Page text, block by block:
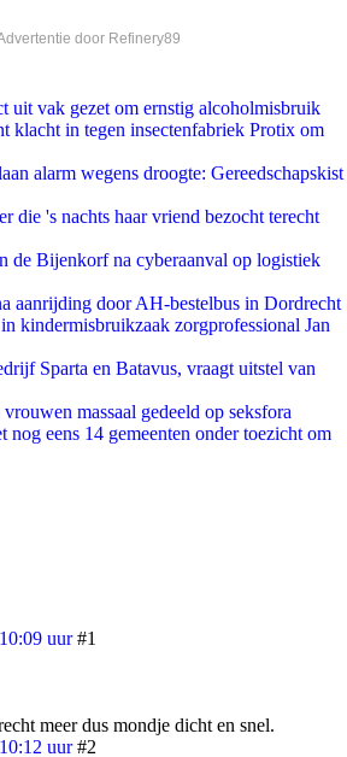
door Refinery89
uit vak gezet om ernstig alcoholmisbruik
klacht in tegen insectenfabriek Protix om
alarm wegens droogte: Gereedschapskist
die 's nachts haar vriend bezocht terecht
de Bijenkorf na cyberaanval op logistiek
aanrijding door AH-bestelbus in Dordrecht
kindermisbruikzaak zorgprofessional Jan
Sparta en Batavus, vraagt uitstel van
massaal gedeeld op seksfora
nog eens 14 gemeenten onder toezicht om
uur #1
meer dus mondje dicht en snel.
uur #2